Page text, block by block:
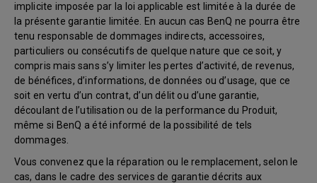
implicite imposée par la loi applicable est limitée à la durée de
la présente garantie limitée. En aucun cas BenQ ne pourra être
tenu responsable de dommages indirects, accessoires,
particuliers ou consécutifs de quelque nature que ce soit, y
compris mais sans s’y limiter les pertes d’activité, de revenus,
de bénéfices, d’informations, de données ou d’usage, que ce
soit en vertu d’un contrat, d’un délit ou d’une garantie,
découlant de l’utilisation ou de la performance du Produit,
même si BenQ a été informé de la possibilité de tels
dommages.
Vous convenez que la réparation ou le remplacement, selon le
cas, dans le cadre des services de garantie décrits aux